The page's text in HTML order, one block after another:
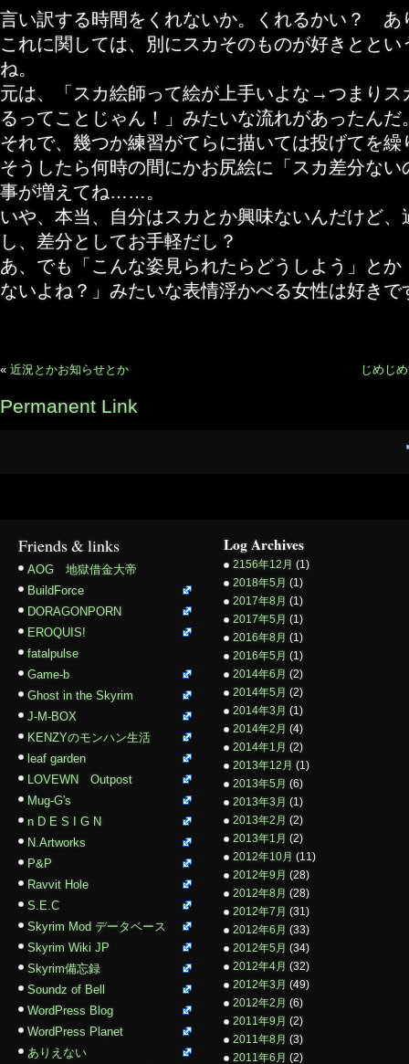
言い訳する時間をくれないか。くれるかい？ あ
これに関しては、別にスカそのものが好きとと
ね。
元は、「スカ絵師って絵が上手いよな→つまりス
るってことじゃん！」みたいな流れがあったんだ
それで、幾つか練習がてらに描いては投げてを
そうしたら何時の間にかお尻絵に「スカ差分な
事が増えてね……。
いや、本当、自分はスカとか興味ないんだけど
し、差分としてお手軽だし？
あ、でも「こんな姿見られたらどうしよう」と
ないよね？」みたいな表情浮かべる女性は好きで
« 近況とかお知らせとか じめじ
Permanent Link
Friends & links
AOG 地獄借金大帝
BuildForce
DORAGONPORN
EROQUIS!
fatalpulse
Game-b
Ghost in the Skyrim
J-M-BOX
KENZYのモンハン生活
leaf garden
LOVEWN Outpost
Mug-G's
n D E S I G N
N.Artworks
P&P
Ravvit Hole
S.E.C
Skyrim Mod データベース
Skyrim Wiki JP
Skyrim備忘録
Soundz of Bell
WordPress Blog
WordPress Planet
ありえない
Log Archives
2156年12月 (1)
2018年5月 (1)
2017年8月 (1)
2017年5月 (1)
2016年8月 (1)
2016年5月 (1)
2014年6月 (2)
2014年5月 (2)
2014年3月 (1)
2014年2月 (4)
2014年1月 (2)
2013年12月 (1)
2013年5月 (6)
2013年3月 (1)
2013年2月 (2)
2013年1月 (2)
2012年10月 (11)
2012年9月 (28)
2012年8月 (28)
2012年7月 (31)
2012年6月 (33)
2012年5月 (34)
2012年4月 (32)
2012年3月 (49)
2012年2月 (6)
2011年9月 (2)
2011年8月 (3)
2011年6月 (2)